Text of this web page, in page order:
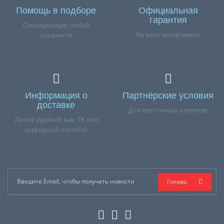
Помощь в подборе
Спецификации любой
сложности
Официальная
гарантия
На весь ассортимент
Информация о
доставке
Любой удобной вам ТК или
курьерской службой
Партнёрские условия
Для постоянных клиентов
Готово